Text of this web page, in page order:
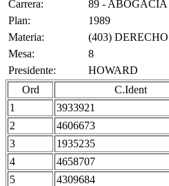
Carrera:
89 -
Plan:
1989
Materia:
(403)
Mesa:
8
Presidente:
HOWARD
Ord
C.Ident
1
3933921
2 4606673
3 1935235
4 4658707
5 4309684